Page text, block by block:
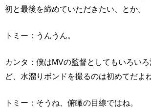
初と最後を締めていただきたい、とか。
トミー：うんうん。
カンタ：僕はMVの監督としてもいろい
ど、水溜りボンドを撮るのは初めてだよね
トミー：そうね、俯瞰の目線ではね。